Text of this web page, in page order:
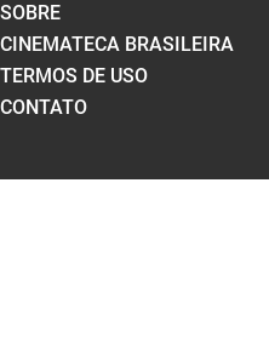
SOBRE
CINEMATECA BRASILEIRA
TERMOS DE USO
CONTATO